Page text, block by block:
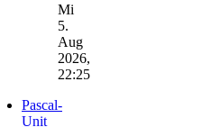
Beitrag
Mi
5.
Aug
2026,
22:25
Pascal-
Unit